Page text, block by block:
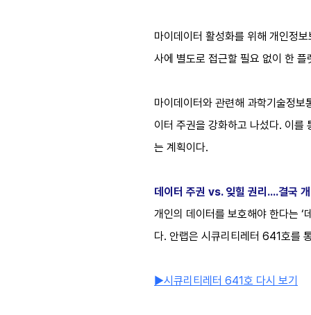
마이데이터 활성화를 위해 개인정
사에 별도로 접근할 필요 없이 한
마이데이터와 관련해 과학기술정
이터 주권을 강화하고 나섰다. 이를
는 계획이다.
데이터 주권 vs. 잊힐 권리….결국
개인의 데이터를 보호해야 한다는 ‘
다. 안랩은 시큐리티레터 641호를
▶시큐리티레터 641호 다시 보기